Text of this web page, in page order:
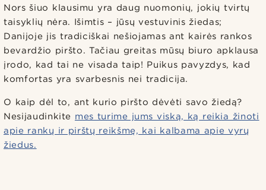
Nors šiuo klausimu yra daug nuomonių, jokių tvirtų
taisyklių nėra. Išimtis – jūsų vestuvinis žiedas;
Danijoje jis tradiciškai nešiojamas ant kairės rankos
bevardžio piršto. Tačiau greitas mūsų biuro apklausa
įrodo, kad tai ne visada taip! Puikus pavyzdys, kad
komfortas yra svarbesnis nei tradicija.
O kaip dėl to, ant kurio piršto dėvėti savo žiedą?
Nesijaudinkite mes turime jums viską, ką reikia žinoti
apie rankų ir pirštų reikšmę, kai kalbama apie vyrų
žiedus.